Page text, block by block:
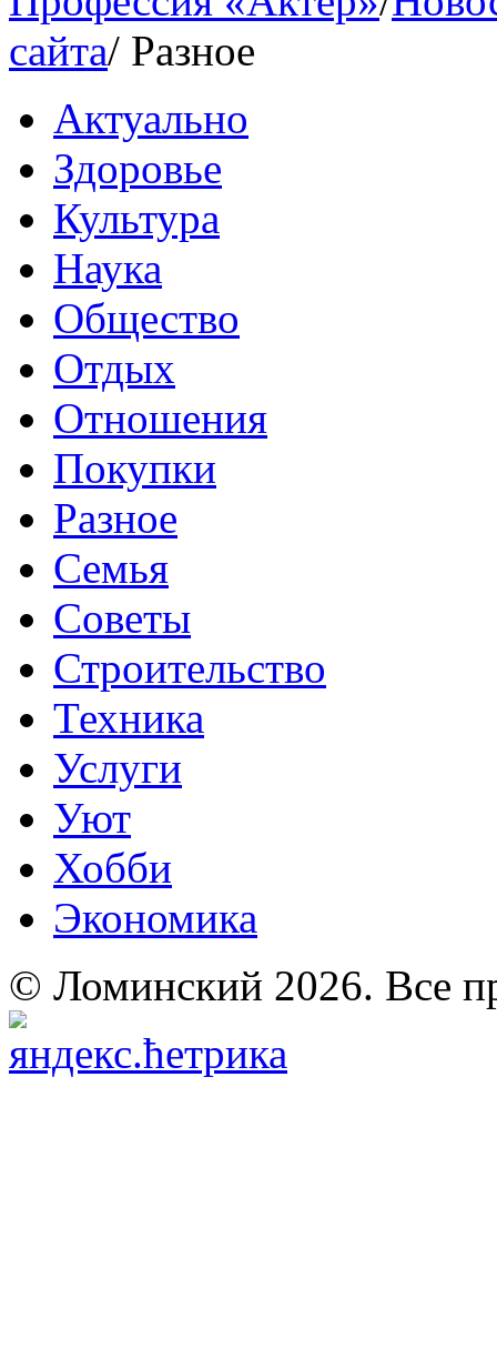
сайта/ Разное
Актуально
Здоровье
Культура
Наука
Общество
Отдых
Отношения
Покупки
Разное
Семья
Советы
Строительство
Техника
Услуги
Уют
Хобби
Экономика
© Ломинский 2026. Все